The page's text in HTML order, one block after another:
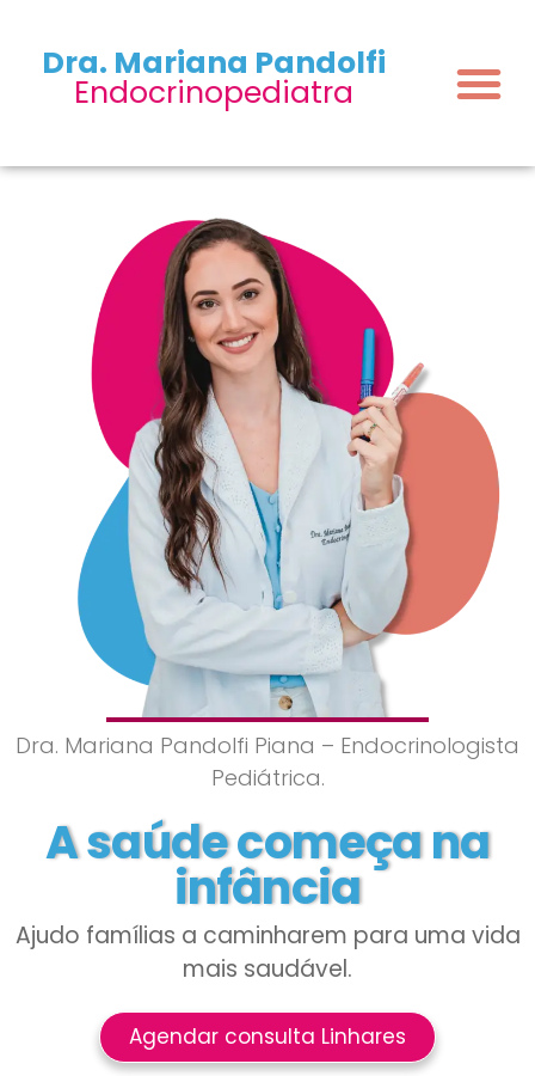
Dra. Mariana Pandolfi
Endocrinopediatra
Dra. Mariana Pandolfi Piana – Endocrinologista
Pediátrica.
A saúde começa na
infância
Ajudo famílias a caminharem para uma vida
mais saudável.
Agendar consulta Linhares